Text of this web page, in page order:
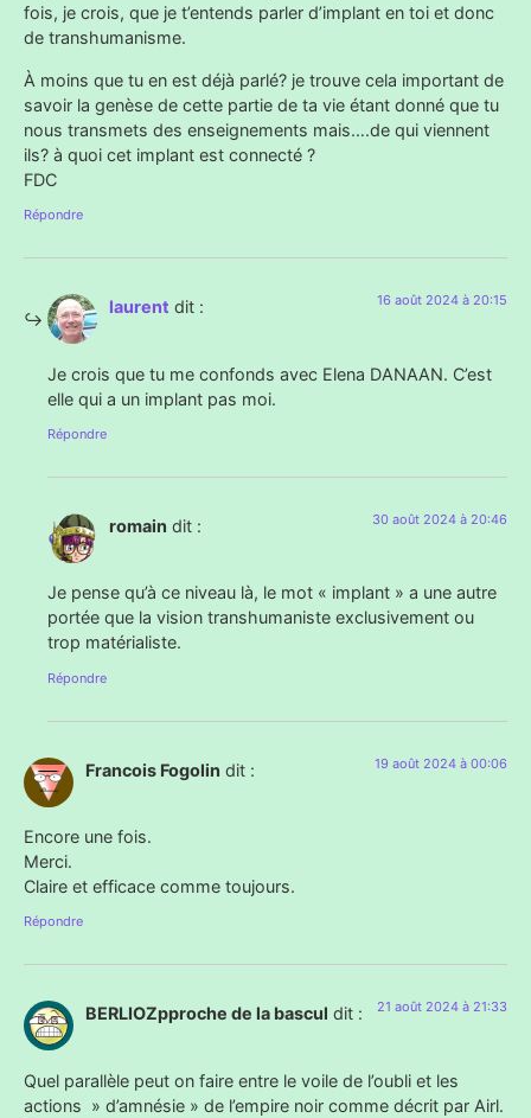
fois, je crois, que je t’entends parler d’implant en toi et donc
de transhumanisme.
À moins que tu en est déjà parlé? je trouve cela important de
savoir la genèse de cette partie de ta vie étant donné que tu
nous transmets des enseignements mais….de qui viennent
ils? à quoi cet implant est connecté ?
FDC
Répondre
laurent dit : 16 août 2024 à 20:15
Je crois que tu me confonds avec Elena DANAAN. C’est
elle qui a un implant pas moi.
Répondre
romain dit : 30 août 2024 à 20:46
Je pense qu’à ce niveau là, le mot « implant » a une autre
portée que la vision transhumaniste exclusivement ou
trop matérialiste.
Répondre
Francois Fogolin dit : 19 août 2024 à 00:06
Encore une fois.
Merci.
Claire et efficace comme toujours.
Répondre
BERLIOZpproche de la bascul dit : 21 août 2024 à 21:33
Quel parallèle peut on faire entre le voile de l’oubli et les
actions » d’amnésie » de l’empire noir comme décrit par Airl.